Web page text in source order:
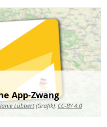
App-Zwang
Lübbert(Grafik), CC-BY 4.0